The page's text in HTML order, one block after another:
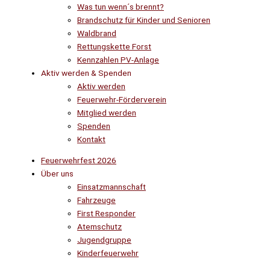
Was tun wenn´s brennt?
Brandschutz für Kinder und Senioren
Waldbrand
Rettungskette Forst
Kennzahlen PV-Anlage
Aktiv werden & Spenden
Aktiv werden
Feuerwehr-Förderverein
Mitglied werden
Spenden
Kontakt
Feuerwehrfest 2026
Über uns
Einsatzmannschaft
Fahrzeuge
First Responder
Atemschutz
Jugendgruppe
Kinderfeuerwehr